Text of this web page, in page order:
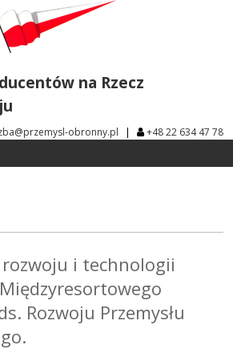
na Rzecz
obronny.pl | +48 22 634 47 78
i technologii
Rozwoju Przemysłu